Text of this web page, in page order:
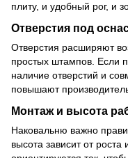
плиту, и удобный рог, и
Отверстия под
Отверстия расширяют
простых штампов. Если
наличие отверстий и
повышают
Монтаж и высота
Наковальню важно
высота зависит от